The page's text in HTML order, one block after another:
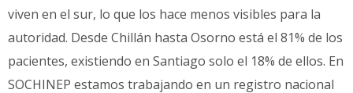
viven en el sur, lo que los hace menos visibles para la
autoridad. Desde Chillán hasta Osorno está el 81% de los
pacientes, existiendo en Santiago solo el 18% de ellos. En
SOCHINEP estamos trabajando en un registro nacional